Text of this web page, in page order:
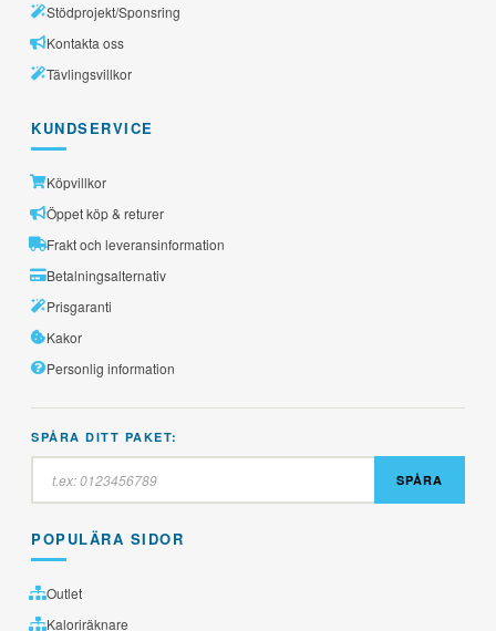
Stödprojekt/Sponsring
Kontakta oss
Tävlingsvillkor
KUNDSERVICE
Köpvillkor
Öppet köp & returer
Frakt och leveransinformation
Betalningsalternativ
Prisgaranti
Kakor
Personlig information
SPÅRA DITT PAKET:
SPÅRA
POPULÄRA SIDOR
Outlet
Kaloriräknare